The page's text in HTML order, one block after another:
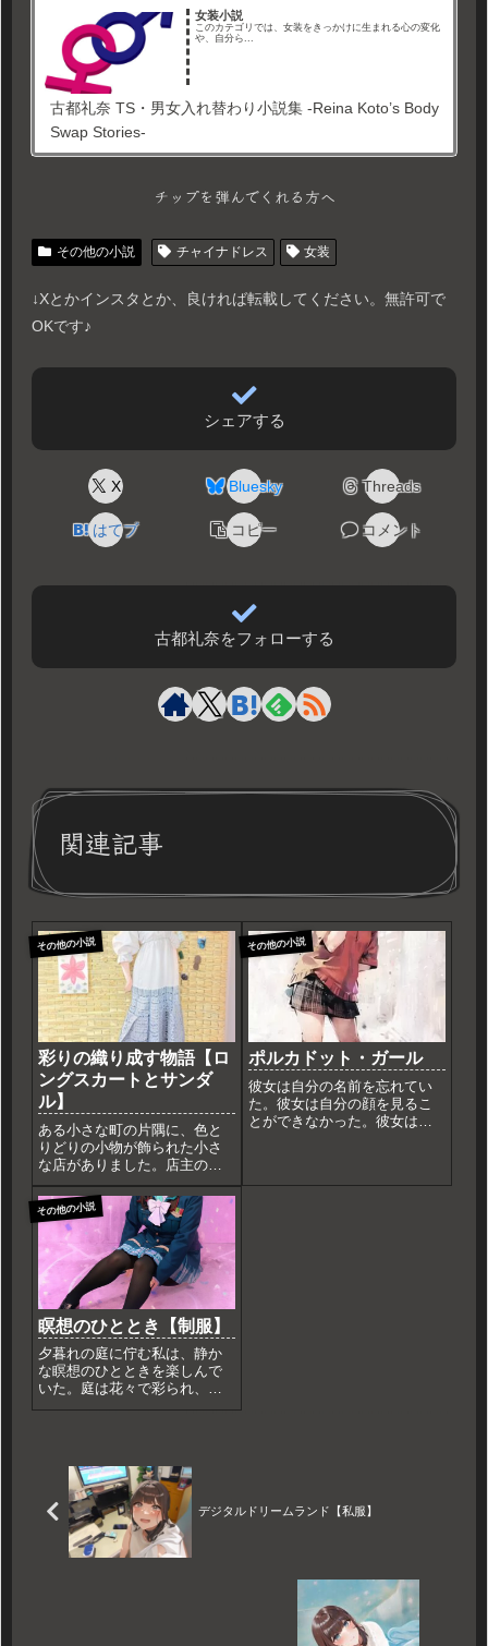
女装小説
このカテゴリでは、女装をきっかけに生まれる心の変化
や、自分ら...
古都礼奈 TS・男女入れ替わり小説集 -Reina Koto’s Body
Swap Stories-
チップを弾んでくれる方へ
その他の小説 チャイナドレス 女装
↓Xとかインスタとか、良ければ転載してください。無許可で
OKです♪
シェアする
X Bluesky Threads
はてブ コピー コメント
古都礼奈をフォローする
関連記事
その他の小説
彩りの織り成す物語【ロ
ングスカートとサンダ
ル】
ある小さな町の片隅に、色と
りどりの小物が飾られた小さ
な店がありました。店主のミ
ナコは、世界中から集めた珍
しい品々を売っていました。
ミナコは今日も店の前で、新
しい商品を並べていました。
彼女の目を引いたのは、鮮や
かな青と白の模様が描かれた
長いス...
その他の小説
ポルカドット・ガール
彼女は自分の名前を忘れてい
た。彼女は自分の顔を見るこ
とができなかった。彼女は自
ポルカドットのドレスとスカ
その他の小説
瞑想のひととき【制服】
夕暮れの庭に佇む私は、静か
な瞑想のひとときを楽しんで
いた。庭は花々で彩られ、風
がそっと吹き抜けている。私
だただ静かに存在することに
集中した。池のそばに立つ
と、水面に...
デジタルドリームランド【私服】